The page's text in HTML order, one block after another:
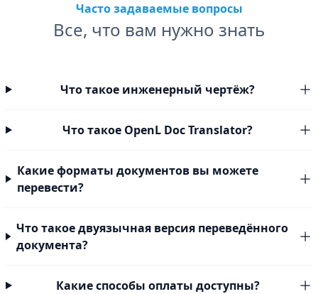
Часто задаваемые вопросы
Все, что вам нужно знать
Что такое инженерный чертёж?
Что такое OpenL Doc Translator?
Какие форматы документов вы можете
перевести?
Что такое двуязычная версия переведённого
документа?
Какие способы оплаты доступны?